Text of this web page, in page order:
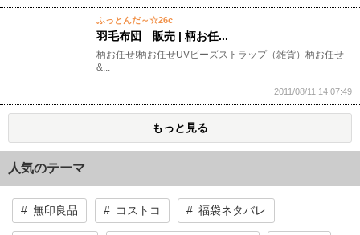
ふっとんだ～☆26c
羽毛布団 販売 | 柄お任...
柄お任せ!柄お任せUVビーズストラップ（雑貨）柄お任せ
&...
2011/08/11 14:07:49
もっと見る
人気のテーマ
無印良品 コストコ 福袋ネタバレ